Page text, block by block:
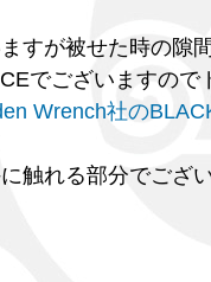
すが被せた時の隙
でございますので
Wrench社の
触れる部分でござ